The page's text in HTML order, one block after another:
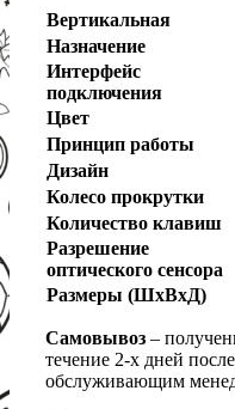
Вертикальная
Назначение
Интерфейс
подключения
Цвет
Принцип работы
Дизайн
Колесо прокрутки
Количество клавиш
Разрешение
оптического сенсора
Размеры (ШxВxД)
Самовывоз –
течение 2-х дней
обслуживающим